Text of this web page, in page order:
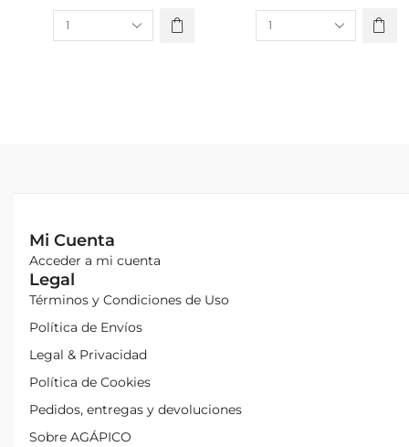
Mi Cuenta
Acceder a mi cuenta
Legal
Términos y Condiciones de Uso
Política de Envíos
Legal & Privacidad
Política de Cookies
Pedidos, entregas y devoluciones
Sobre AGÁPICO